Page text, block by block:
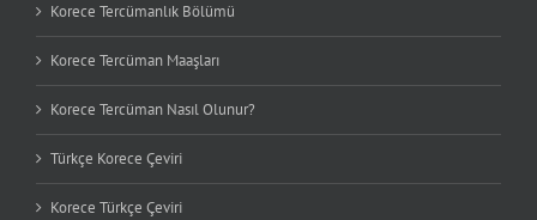
Korece Tercümanlık Bölümü
Korece Tercüman Maaşları
Korece Tercüman Nasıl Olunur?
Türkçe Korece Çeviri
Korece Türkçe Çeviri